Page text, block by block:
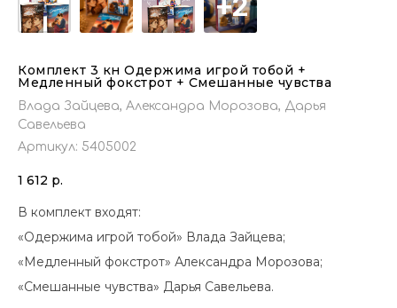
Комплект 3 кн Одержима игрой тобой +
Медленный фокстрот + Смешанные чувства
Влада Зайцева, Александра Морозова, Дарья
Савельева
Артикул: 5405002
1 612 р.
В комплект входят:
«Одержима игрой тобой» Влада Зайцева;
«Медленный фокстрот» Александра Морозова;
«Смешанные чувства» Дарья Савельева.